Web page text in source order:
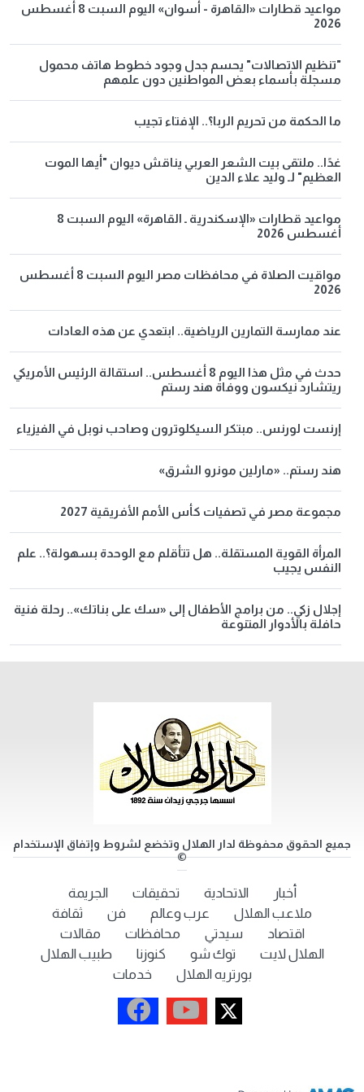
مواعيد قطارات «القاهرة - أسوان» اليوم السبت 8 أغسطس
2026
"تنظيم الاتصالات" يحسم جدل وجود خطوط هاتف محمول
مسجلة بأسماء بعض المواطنين دون علمهم
ما الحكمة من تحريم الربا؟.. الإفتاء تجيب
غدًا.. ملتقى بيت الشعر العربي يناقش ديوان "أيها الموت
العظيم" لـ وليد علاء الدين
مواعيد قطارات «الإسكندرية ـ القاهرة» اليوم السبت 8
أغسطس 2026
مواقيت الصلاة في محافظات مصر اليوم السبت 8 أغسطس
2026
عند ممارسة التمارين الرياضية.. ابتعدي عن هذه العادات
حدث في مثل هذا اليوم 8 أغسطس.. استقالة الرئيس الأمريكي
ريتشارد نيكسون ووفاة هند رستم
إرنست لورنس.. مبتكر السيكلوترون وصاحب نوبل في الفيزياء
هند رستم.. «مارلين مونرو الشرق»
مجموعة مصر في تصفيات كأس الأمم الأفريقية 2027
المرأة القوية المستقلة.. هل تتأقلم مع الوحدة بسهولة؟.. علم
النفس يجيب
إجلال زكي.. من برامج الأطفال إلى «سك على بناتك».. رحلة فنية
حافلة بالأدوار المتنوعة
جميع الحقوق محفوظة لدار الهلال وتخضع لشروط وإتفاق الإستخدام
©
أخبار الاتحادية تحقيقات
الجريمة
ملاعب الهلال
عرب وعالم فن
ثقافة
اقتصاد
سيدتي محافظات
مقالات
الهلال لايت
توك شو كنوزنا
طبيب الهلال
بورتريه الهلال
خدمات